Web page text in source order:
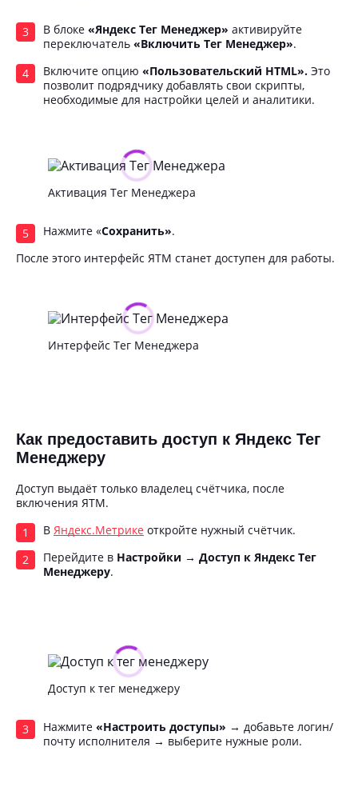
В блоке «Яндекс Тег Менеджер» активируйте
переключатель «Включить Тег Менеджер».
Включите опцию «Пользовательский HTML». Это
позволит подрядчику добавлять свои скрипты,
необходимые для настройки целей и аналитики.
Активация Тег Менеджера
Нажмите «Сохранить».
После этого интерфейс ЯТМ станет доступен для работы.
Интерфейс Тег Менеджера
Как предоставить доступ к Яндекс Тег
Менеджеру
Доступ выдаёт только владелец счётчика, после
включения ЯТМ.
В Яндекс.Метрике откройте нужный счётчик.
Перейдите в Настройки → Доступ к Яндекс Тег
Менеджеру.
Доступ к тег менеджеру
Нажмите «Настроить доступы» → добавьте логин/
почту исполнителя → выберите нужные роли.